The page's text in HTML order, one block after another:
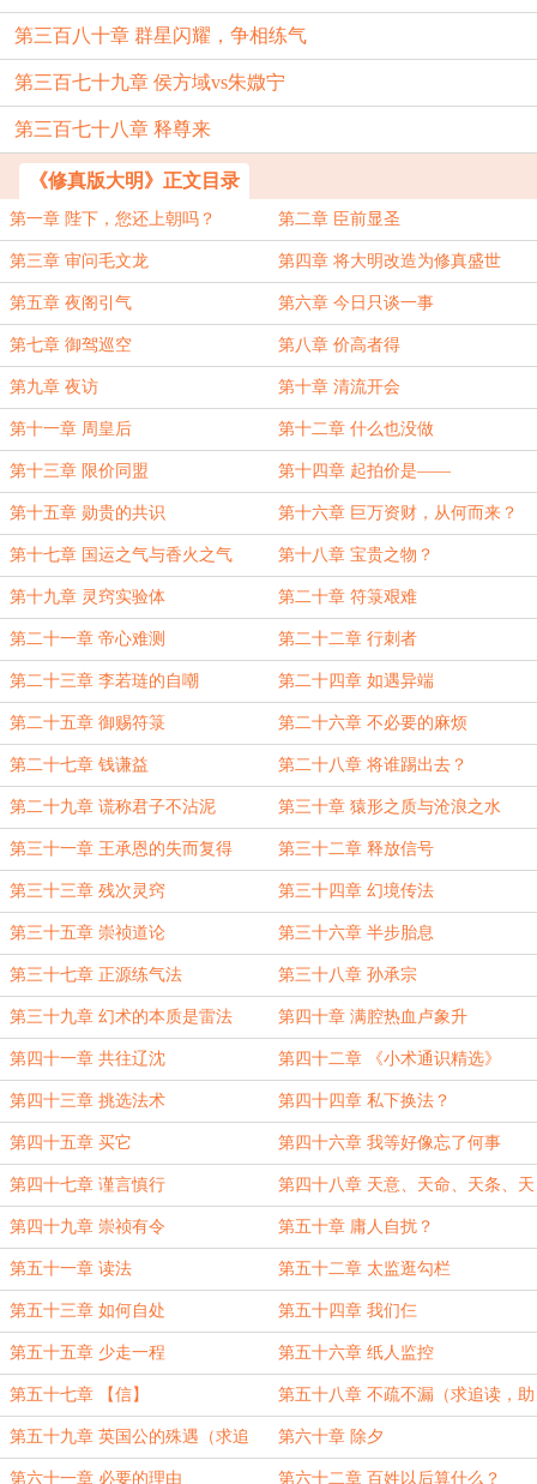
第三百八十章 群星闪耀，争相练气
第三百七十九章 侯方域vs朱媺宁
第三百七十八章 释尊来
《修真版大明》正文目录
第一章 陛下，您还上朝吗？ 第二章 臣前显圣
第三章 审问毛文龙 第四章 将大明改造为修真盛世
第五章 夜阁引气 第六章 今日只谈一事
第七章 御驾巡空 第八章 价高者得
第九章 夜访 第十章 清流开会
第十一章 周皇后 第十二章 什么也没做
第十三章 限价同盟 第十四章 起拍价是——
第十五章 勋贵的共识 第十六章 巨万资财，从何而来？
第十七章 国运之气与香火之气 第十八章 宝贵之物？
第十九章 灵窍实验体 第二十章 符箓艰难
第二十一章 帝心难测 第二十二章 行刺者
第二十三章 李若琏的自嘲 第二十四章 如遇异端
第二十五章 御赐符箓 第二十六章 不必要的麻烦
第二十七章 钱谦益 第二十八章 将谁踢出去？
第二十九章 谎称君子不沾泥 第三十章 猿形之质与沧浪之水
第三十一章 王承恩的失而复得 第三十二章 释放信号
第三十三章 残次灵窍 第三十四章 幻境传法
第三十五章 崇祯道论 第三十六章 半步胎息
第三十七章 正源练气法 第三十八章 孙承宗
第三十九章 幻术的本质是雷法 第四十章 满腔热血卢象升
第四十一章 共往辽沈 第四十二章 《小术通识精选》
第四十三章 挑选法术 第四十四章 私下换法？
第四十五章 买它 第四十六章 我等好像忘了何事
第四十七章 谨言慎行 第四十八章 天意、天命、天条、天
道
第四十九章 崇祯有令 第五十章 庸人自扰？
第五十一章 读法 第五十二章 太监逛勾栏
第五十三章 如何自处 第五十四章 我们仨
第五十五章 少走一程 第五十六章 纸人监控
第五十七章 【信】 第五十八章 不疏不漏（求追读，助
力三江）
第五十九章 英国公的殊遇（求追
读，助力三江）
第六十章 除夕
第六十一章 必要的理由 第六十二章 百姓以后算什么？